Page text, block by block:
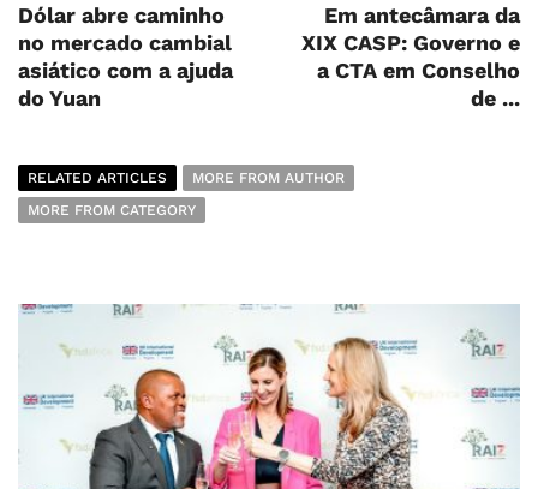
Dólar abre caminho
no mercado cambial
asiático com a ajuda
do Yuan
Em antecâmara da
XIX CASP: Governo e
a CTA em Conselho
de ...
RELATED ARTICLES
MORE FROM AUTHOR
MORE FROM CATEGORY